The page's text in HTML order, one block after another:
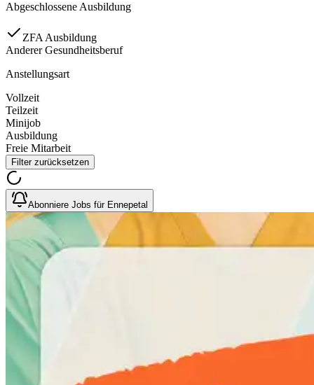
Abgeschlossene Ausbildung
ZFA Ausbildung
Anderer Gesundheitsberuf
Anstellungsart
Vollzeit
Teilzeit
Minijob
Ausbildung
Freie Mitarbeit
Filter zurücksetzen
Abonniere Jobs für Ennepetal